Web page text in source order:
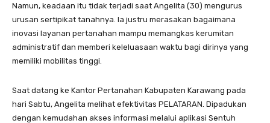
Namun, keadaan itu tidak terjadi saat Angelita (30) mengurus
urusan sertipikat tanahnya. Ia justru merasakan bagaimana
inovasi layanan pertanahan mampu memangkas kerumitan
administratif dan memberi keleluasaan waktu bagi dirinya yang
memiliki mobilitas tinggi.
Saat datang ke Kantor Pertanahan Kabupaten Karawang pada
hari Sabtu, Angelita melihat efektivitas PELATARAN. Dipadukan
dengan kemudahan akses informasi melalui aplikasi Sentuh